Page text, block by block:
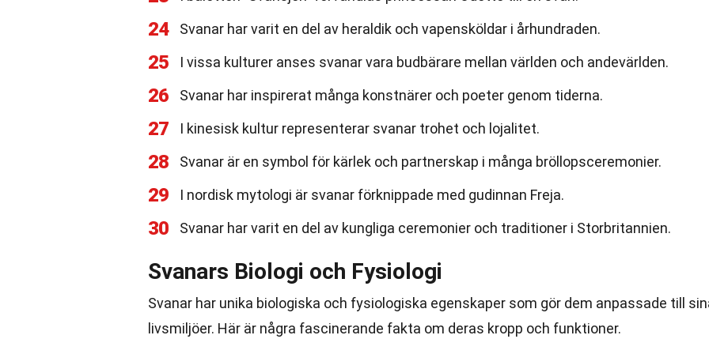
24 Svanar har varit en del av heraldik och vapensköldar i århundraden.
25 I vissa kulturer anses svanar vara budbärare mellan världen och andevärlden.
26 Svanar har inspirerat många konstnärer och poeter genom tiderna.
27 I kinesisk kultur representerar svanar trohet och lojalitet.
28 Svanar är en symbol för kärlek och partnerskap i många bröllopsceremonier.
29 I nordisk mytologi är svanar förknippade med gudinnan Freja.
30 Svanar har varit en del av kungliga ceremonier och traditioner i Storbritannien.
Svanars Biologi och Fysiologi
Svanar har unika biologiska och fysiologiska egenskaper som gör dem anpassade till
livsmiljöer. Här är några fascinerande fakta om deras kropp och funktioner.